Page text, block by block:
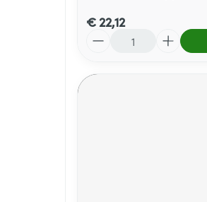
€ 22,12